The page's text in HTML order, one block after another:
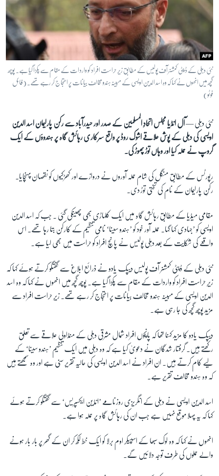
آرٹ
سائنس و ٹیکنالوجی
صحت
دلچسپ و عجیب
ویڈیوز
اسپیشل کوریج
اداریہ
Learning English
زبان
نئی دہلی کے ڈپٹی کمشنر آف پولیس کے مطابق زیرِ حراست افراد کو واردات کے مقام سے پکڑا گیا ہے۔ پوچھ
گچھ میں انھوں نے کہا کہ وہ اسد الدین اویسی کے مبینہ ہندو مخالف بیانات پر احتجاج کر رہے تھے۔ (فائل
فوٹو)
نئی دہلی —آل انڈیا مجلس اتحادِ المسلمین کے صدر اور حیدرآباد سے رکن پارلیمان اسد الدین
اویسی کی دہلی کے پوش علاقے اشوک روڈ پر واقع سرکاری رہائش گاہ پر ہندوؤں کے ایک
گروپ نے حملہ کیا اور وہاں توڑ پھوڑ کی۔
رپورٹس کے مطابق منگل کی شام حملہ آوروں نے دروازے اور کھڑکیوں کو نقصان پہنچایا۔
رکنِ پارلیمان کے نام کی تختی توڑ دی۔
مقامی میڈیا کے مطابق رہائش گاہ میں ایک کلہاڑی بھی پھینکی گئی ۔ جب کہ اسد الدین
اویسی کو ’جہادی کہا گہا۔ حملہ آور خود کو ’ہندو سینا‘ نامی تنظیم کے کارکن بتا رہا تھے۔ اس
واقعے کی شکایت کے بعد دہلی پولیس نے پانچ افراد کو حراست میں بھی لیا ہے۔
نئی دہلی کے ڈپٹی کمشنر آف پولیس دیپک یادو نے ذرائع ابلاغ سے گفتگو کرتے ہوئے کہا کہ
زیرِ حراست افراد کو واردات کے مقام سے پکڑا گیا ہے۔ پوچھ گچھ میں انھوں نے کہا کہ وہ اسد
الدین اویسی کے مبینہ ہندو مخالف بیانات پر احتجاج کر رہے تھے۔ زیرِ حراست افراد سے
مزید پوچھ گچھ کی جا رہی ہے۔
دیپک یادو کا مزید کہنا تھا کہ پانچوں افراد شمال مشرقی دہلی کے منڈاولی علاقے سے تعلق
رکھتے ہیں۔ گرفتار شدگان نے دعویٰ کیا ہے کہ وہ دہلی میں ایک تنظیم ’ہندو سینا‘ کے
لیے کام کرتے ہیں۔ ان افراد نے اسد الدین اویسی کی حالیہ تقریر سنی ہے اور وہ سمجھتے ہیں
کہ وہ ہندو مخالف تقریر ہے۔
اسد الدین اویسی نے دہلی کے انگریزی روزنامے ’انڈین ایکسپریس‘ سے گفتگو کرتے ہوئے
کہا کہ یہ پہلا موقع نہیں ہے جب ان کی رہائش گاہ پر حملہ ہوا ہے۔
انھوں نے کہا کہ وہ لوک سبھا کے اسپیکر اوم برلا کو ایک خط لکھ کر ان کے گھر پر بار بار ہونے
والے حملوں کی طرف توجہ دلائیں گے۔